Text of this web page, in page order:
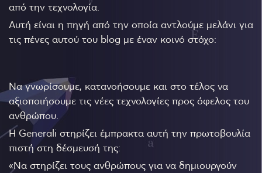
από την τεχνολογία.
Αυτή είναι η πηγή από την οποία αντλούμε μελάνι για
τις πένες αυτού του blog με έναν κοινό στόχο:
Να γνωρίσουμε, κατανοήσουμε και στο τέλος να
αξιοποιήσουμε τις νέες τεχνολογίες προς όφελος του
ανθρώπου.
Η Generali στηρίζει έμπρακτα αυτή την πρωτοβουλία
πιστή στη δέσμευσή της:
«Να στηρίζει τους ανθρώπους για να δημιουργούν